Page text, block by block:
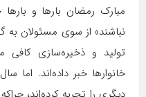
مبارک رمضان بارها و
نباشند» از سوی مسئولان به
تولید و ذخیره‌سازی کافی
خانوارها خبر داده‌اند. اما